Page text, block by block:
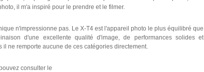
il m'a inspiré pour le prendre et le filmer.
n'impressionne pas. Le X-T4 est l'appareil photo le plus équilibré que
d'une excellente qualité d'image, de performances solides et
ne remporte aucune de ces catégories directement.
consulter le